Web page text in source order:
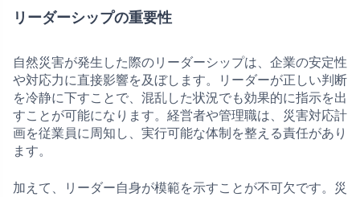
リーダーシップの重要性
自然災害が発生した際のリーダーシップは、企業の安定性
や対応力に直接影響を及ぼします。リーダーが正しい判断
を冷静に下すことで、混乱した状況でも効果的に指示を出
すことが可能になります。経営者や管理職は、災害対応計
画を従業員に周知し、実行可能な体制を整える責任があり
ます。
加えて、リーダー自身が模範を示すことが不可欠です。災